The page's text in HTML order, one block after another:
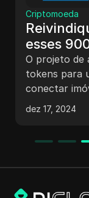
Criptomoeda
esses
airdrop
Método
por dia.
O projeto de
tokens para
conectar
blockchain. O guia detalha como reivindicar os
tokens, as
referência
dez 17, 2024